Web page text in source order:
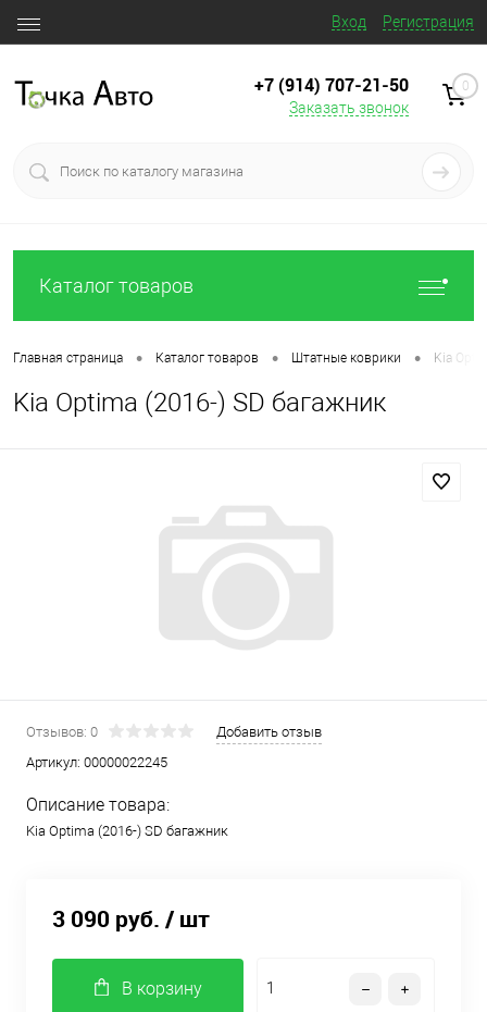
Вход Регистрация
+7 (914) 707‒21‒50
Заказать звонок
0
Каталог товаров
Главная страница • Каталог товаров • Штатные коврики • Kia
Kia Optima (2016-) SD багажник
Отзывов: 0
Добавить отзыв
Артикул: 00000022245
Описание товара:
Kia Optima (2016-) SD багажник
3 090 руб. / шт
В корзину